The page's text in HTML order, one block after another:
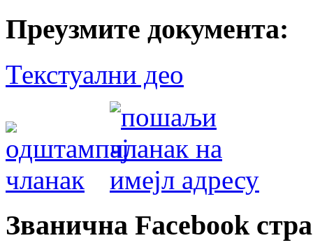
Преузмите документа:
Текстуални део
Званична Facebook